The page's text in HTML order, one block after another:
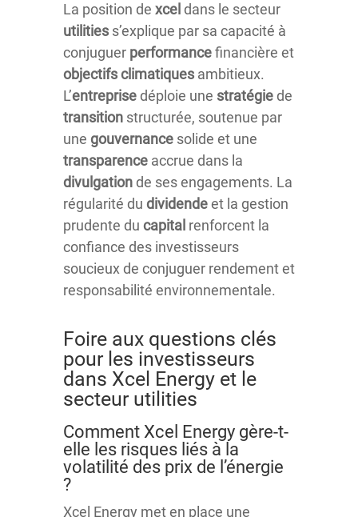
La position de xcel dans le secteur
utilities s’explique par sa capacité à
conjuguer performancefinancière et
objectifs climatiques ambitieux.
L’entreprise déploie une stratégie de
transition structurée, soutenue par
une gouvernance solide et une
transparence accrue dans la
divulgation de ses engagements. La
régularité du dividendeet la gestion
prudente du capital renforcent la
confiance des investisseurs
soucieux de conjuguer rendement et
responsabilité environnementale.
Foire aux questions clés
pour les investisseurs
dans Xcel Energy et le
secteur utilities
Comment Xcel Energy gère-t-
elle les risques liés à la
volatilité des prix de l’énergie
?
Xcel Energy met en place une